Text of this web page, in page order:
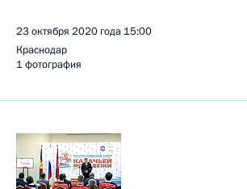
23 октября 2020 года 15:00
Краснодар
1 фотография